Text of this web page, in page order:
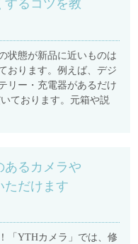
するコツを教
状態が新品に近いものは
おります。例えば、デジ
リー・充電器があるだけ
ております。元箱や説
あるカメラや
ただけます
「YTHカメラ」では、修